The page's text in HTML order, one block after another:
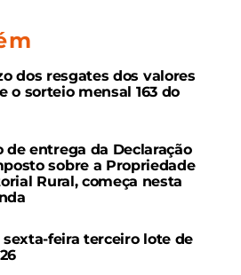
dos resgates dos valores
o sorteio mensal 163 do
de entrega da Declaração
sobre a Propriedade
Rural, começa nesta
feira terceiro lote de